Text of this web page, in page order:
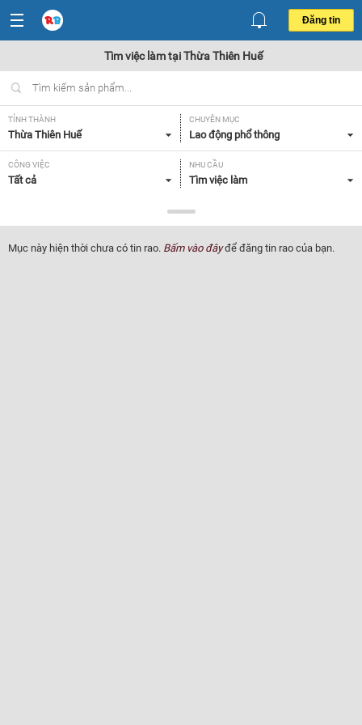
Đăng tin
Tìm việc làm tại Thừa Thiên Huế
TỈNH THÀNH
Thừa Thiên Huế
CHUYÊN MỤC
Lao động phổ thông
CÔNG VIỆC
Tất cả
NHU CẦU
Tìm việc làm
Tất cả
Mục này hiện thời chưa có tin rao. Bấm vào đâyđể đăng tin rao của bạn.